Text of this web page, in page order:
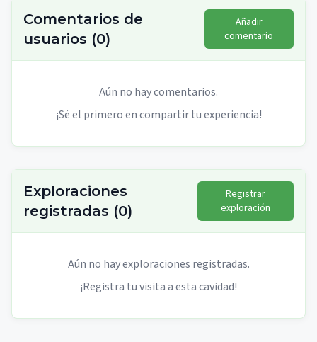
Comentarios de
usuarios (0)
Añadir
comentario
Aún no hay comentarios.
¡Sé el primero en compartir tu experiencia!
Exploraciones
registradas (0)
Registrar
exploración
Aún no hay exploraciones registradas.
¡Registra tu visita a esta cavidad!